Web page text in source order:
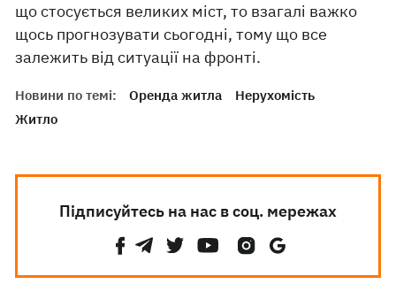
що стосується великих міст, то взагалі важко
щось прогнозувати сьогодні, тому що все
залежить від ситуації на фронті.
Новини по темі: Оренда житла
Нерухомість
Житло
Підписуйтесь на нас в соц. мережах